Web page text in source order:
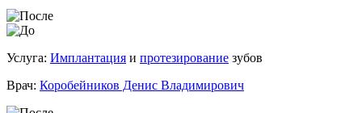
Услуга: Имплантация и протезирование зубов
Врач: Коробейников Денис Владимирович